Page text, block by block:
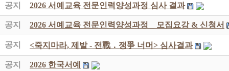
공지 2026 서예교육 전문인력양성과정 심사 결과
공지 2026 서예교육 전문인력양성과정 _ 모집요강 & 신청서
공지 <죽지마라, 제발 - 전戰 ․ 쟁爭 너머> 심사결과
공지 2026 한국서예